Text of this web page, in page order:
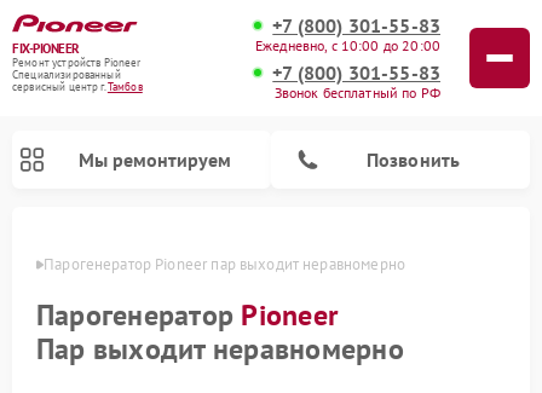
FIX-PIONEER
Ремонт устройств Pioneer
Специализированный
cервисный центр г.Тамбов
+7 (800) 301-55-83
Ежедневно, с 10:00 до 20:00
+7 (800) 301-55-83
Звонок бесплатный по РФ
Мы ремонтируем Позвонить
Парогенератор Pioneer пар выходит неравномерно
Парогенератор Pioneer
Пар выходит неравномерно